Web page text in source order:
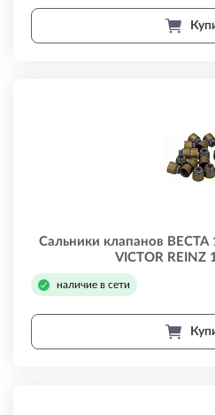
Сальники клапанов ВЕСТА
VICTOR REINZ
наличие в сети